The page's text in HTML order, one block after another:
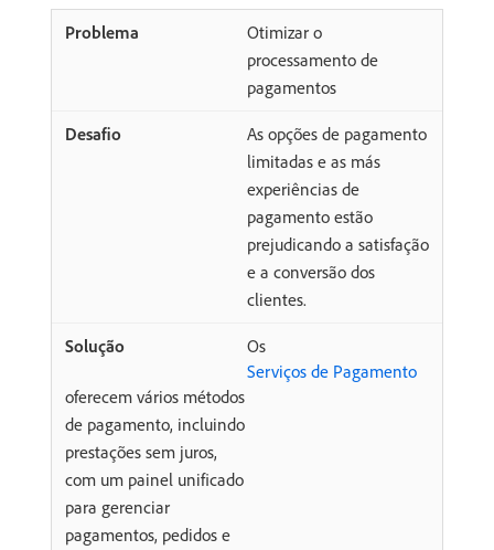
Otimizar o
processamento de
pagamentos
As opções de pagamento
limitadas e as más
experiências de
pagamento estão
prejudicando a satisfação
e a conversão dos
clientes.
Os
Serviços de Pagamento
oferecem vários métodos
de pagamento, incluindo
prestações sem juros,
com um painel unificado
para gerenciar
pagamentos, pedidos e